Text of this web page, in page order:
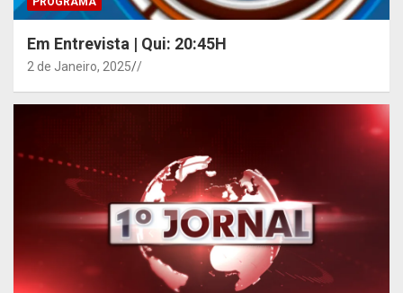
Em Entrevista | Qui: 20:45H
2 de Janeiro, 2025 /